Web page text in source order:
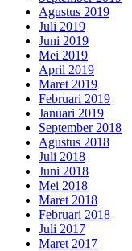
Agustus 2019
Juli 2019
Juni 2019
Mei 2019
April 2019
Maret 2019
Februari 2019
Januari 2019
September 2018
Agustus 2018
Juli 2018
Juni 2018
Mei 2018
Maret 2018
Februari 2018
Juli 2017
Maret 2017